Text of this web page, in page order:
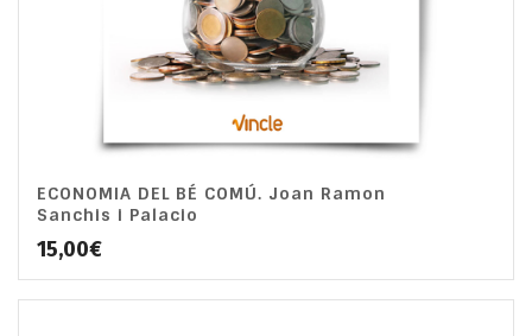
ECONOMIA DEL BÉ COMÚ. Joan Ramon
Sanchis i Palacio
15,00€